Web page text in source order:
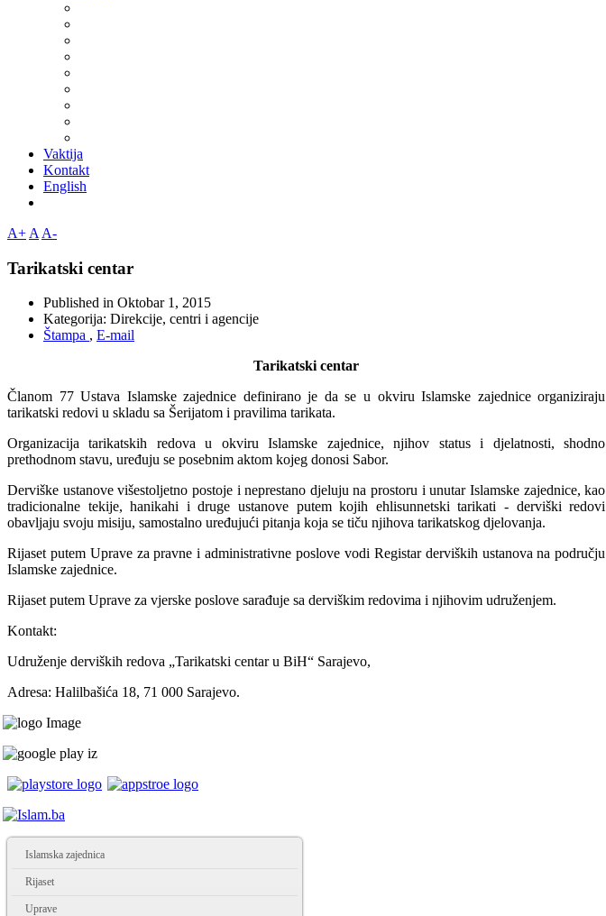
Vaktija
Kontakt
English
A+ A A-
Tarikatski centar
Published in Oktobar 1, 2015
Kategorija: Direkcije, centri i agencije
Štampa , E-mail
Tarikatski centar
Članom 77 Ustava Islamske zajednice definirano je da se u okviru Islamske zajednice organiziraju
tarikatski redovi u skladu sa Šerijatom i pravilima tarikata.
Organizacija tarikatskih redova u okviru Islamske zajednice, njihov status i djelatnosti, shodno
prethodnom stavu, uređuju se posebnim aktom kojeg donosi Sabor.
Derviške ustanove višestoljetno postoje i neprestano djeluju na prostoru i unutar Islamske zajednice, kao
tradicionalne tekije, hanikahi i druge ustanove putem kojih ehlisunnetski tarikati - derviški redovi
obavljaju svoju misiju, samostalno uređujući pitanja koja se tiču njihova tarikatskog djelovanja.
Rijaset putem Uprave za pravne i administrativne poslove vodi Registar derviških ustanova na području
Islamske zajednice.
Rijaset putem Uprave za vjerske poslove sarađuje sa derviškim redovima i njihovim udruženjem.
Kontakt:
Udruženje derviških redova „Tarikatski centar u BiH“ Sarajevo,
Adresa: Halilbašića 18, 71 000 Sarajevo.
Islamska zajednica
Rijaset
Uprave